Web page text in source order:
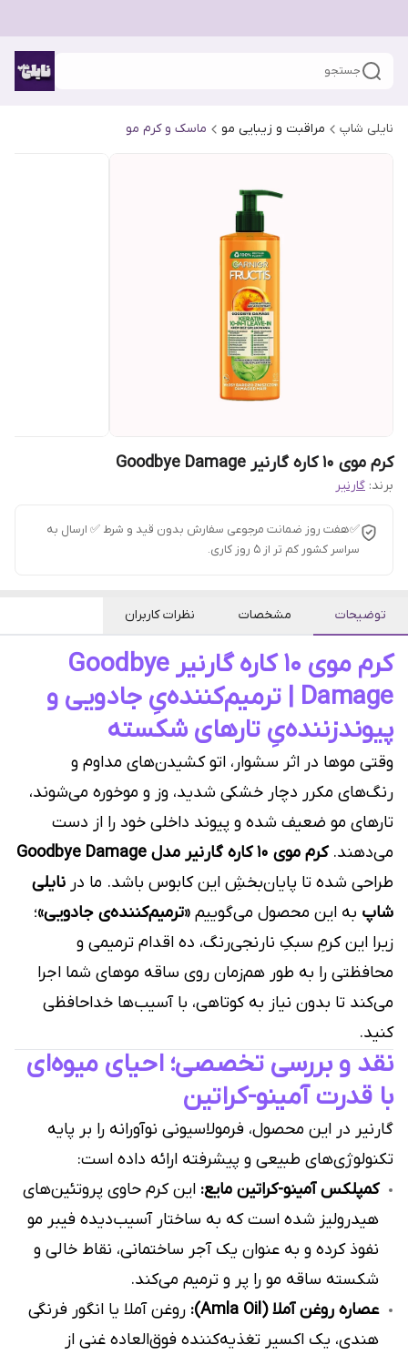
جستجو
نایلی شاپ مراقبت و زیبایی مو ماسک و کرم مو
کرم موی 10 کاره گارنیر Goodbye Damage
برند: گارنیر
✅هفت روز ضمانت مرجوعی سفارش بدون قید و شرط ✅ ارسال به
سراسر کشور کم تر از 5 روز کاری.
توضیحات مشخصات نظرات کاربران
کرم موی ۱۰ کاره گارنیر Goodbye
Damage | ترمیم‌کننده‌یِ جادویی و
پیوندزننده‌یِ تارهای شکسته
وقتی موها در اثر سشوار، اتو کشیدن‌های مداوم و
رنگ‌های مکرر دچار خشکی شدید، وز و موخوره می‌شوند،
تارهای مو ضعیف شده و پیوند داخلی خود را از دست
می‌دهند.کرم موی ۱۰ کاره گارنیر مدل Goodbye Damage
طراحی شده تا پایان‌بخشِ این کابوس باشد. ما در نایلی
شاپ به این محصول می‌گوییم «ترمیم‌کننده‌ی جادویی»؛
زیرا این کرمِ سبکِ نارنجی‌رنگ، ده اقدام ترمیمی و
محافظتی را به طور هم‌زمان روی ساقه موهای شما اجرا
می‌کند تا بدون نیاز به کوتاهی، با آسیب‌ها خداحافظی
کنید.
نقد و بررسی تخصصی؛ احیای میوه‌ای
با قدرت آمینو-کراتین
گارنیر در این محصول، فرمولاسیونی نوآورانه را بر پایه
تکنولوژی‌های طبیعی و پیشرفته ارائه داده است:
کمپلکس آمینو-کراتین مایع: این کرم حاوی پروتئین‌های
هیدرولیز شده است که به ساختار آسیب‌دیده فیبر مو
نفوذ کرده و به عنوان یک آجر ساختمانی، نقاط خالی و
شکسته ساقه مو را پر و ترمیم می‌کند.
عصاره روغن آملا (Amla Oil):
روغن آملا یا انگور فرنگی
هندی، یک اکسیر تغذیه‌کننده فوق‌العاده غنی از